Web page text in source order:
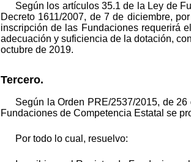
Según los artículos 35.1 de la Ley de
Decreto 1611/2007, de 7 de diciembre,
inscripción de las Fundaciones requerirá
adecuación y suficiencia de la dotación,
octubre de 2019.
Tercero.
Según la Orden PRE/2537/2015, de
Fundaciones de Competencia Estatal se
Por todo lo cual, resuelvo: